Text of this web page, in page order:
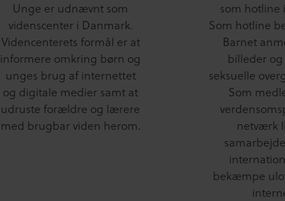
Unge er udnævnt som
videnscenter i Danmark.
Videncenterets formål er at
informere omkring børn og
unges brug af internettet
og digitale medier samt at
udruste forældre og lærere
med brugbar viden herom.
som hotline
Som hotline
Barnet
billeder
seksuelle
Som
netværk
bekæmpe